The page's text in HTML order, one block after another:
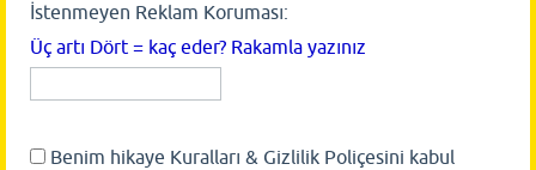
İstenmeyen Reklam Koruması:
Üç artı Dört = kaç eder? Rakamla yazınız
Benim hikaye Kuralları & Gizlilik Poliçesini kabul